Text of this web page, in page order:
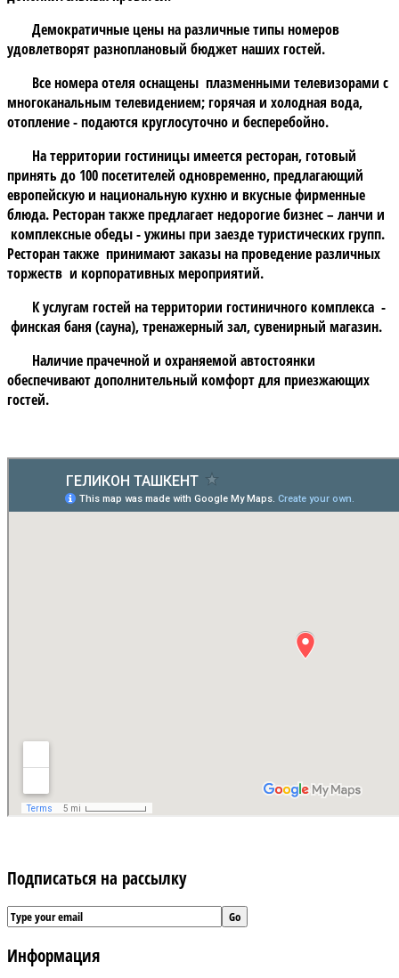
Демократичные цены на различные типы номеров
удовлетворят разноплановый бюджет наших гостей.
Все номера отеля оснащены плазменными телевизорами с
многоканальным телевидением; горячая и холодная вода,
отопление - подаются круглосуточно и бесперебойно.
На территории гостиницы имеется ресторан, готовый
принять до 100 посетителей одновременно, предлагающий
европейскую и национальную кухню и вкусные фирменные
блюда. Ресторан также предлагает недорогие бизнес – ланчи и
комплексные обеды - ужины при заезде туристических групп.
Ресторан также принимают заказы на проведение различных
торжеств и корпоративных мероприятий.
К услугам гостей на территории гостиничного комплекса -
финская баня (сауна), тренажерный зал, сувенирный магазин.
Наличие прачечной и охраняемой автостоянки
обеспечивают дополнительный комфорт для приезжающих
гостей.
Подписаться на рассылку
Информация